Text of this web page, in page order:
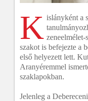
K islányként a
zeneelmélet-
szakot is befejezte a
első helyezett lett.
Aranyéremmel
szaklapokban.
Jelenleg a